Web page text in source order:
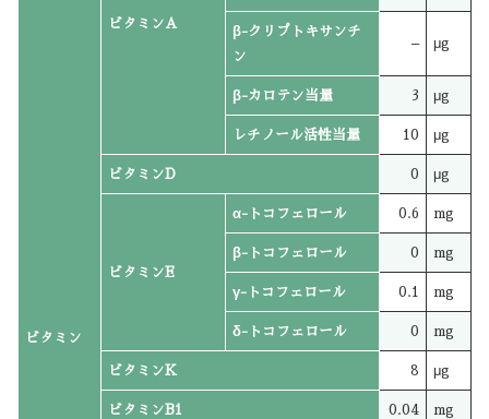
ビタミン
ビタミンA
β-クリプトキサンチ
ン
– μg
β-カロテン当量 3 μg
レチノール活性当量 10 μg
ビタミンD 0 μg
ビタミンE
α-トコフェロール 0.6 mg
β-トコフェロール 0 mg
γ-トコフェロール 0.1 mg
δ-トコフェロール 0 mg
ビタミンK 8 μg
ビタミンB1 0.04 mg